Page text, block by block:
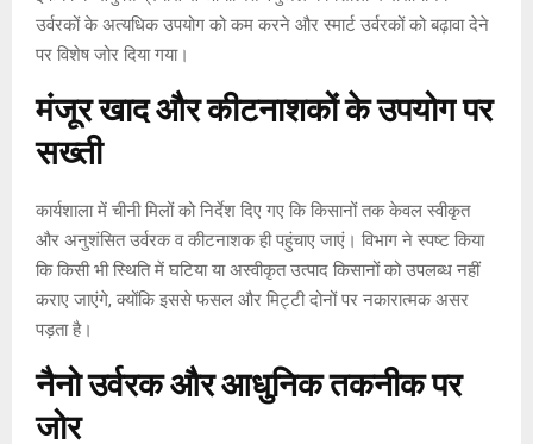
उर्वरकों के अत्यधिक उपयोग को कम करने और स्मार्ट उर्वरकों को बढ़ावा देने
पर विशेष जोर दिया गया।
मंजूर खाद और कीटनाशकों के उपयोग पर
सख्ती
कार्यशाला में चीनी मिलों को निर्देश दिए गए कि किसानों तक केवल स्वीकृत
और अनुशंसित उर्वरक व कीटनाशक ही पहुंचाए जाएं। विभाग ने स्पष्ट किया
कि किसी भी स्थिति में घटिया या अस्वीकृत उत्पाद किसानों को उपलब्ध नहीं
कराए जाएंगे, क्योंकि इससे फसल और मिट्टी दोनों पर नकारात्मक असर
पड़ता है।
नैनो उर्वरक और आधुनिक तकनीक पर
जोर